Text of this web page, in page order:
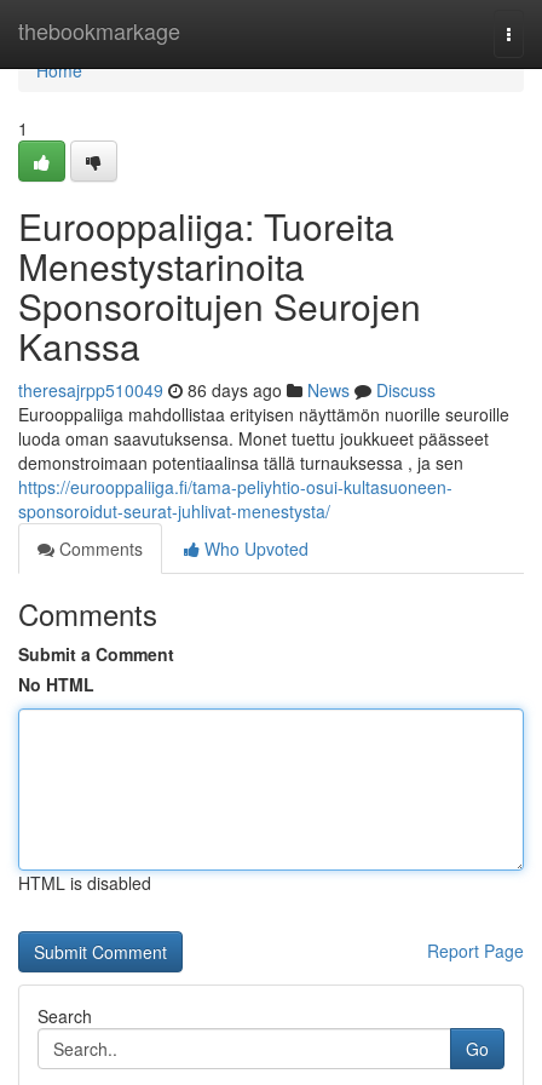
thebookmarkage
Home
Home
1
Eurooppaliiga: Tuoreita
Menestystarinoita
Sponsoroitujen Seurojen
Kanssa
theresajrpp510049 86 days ago News
Discuss
Eurooppaliiga mahdollistaa erityisen näyttämön nuorille seuroille
luoda oman saavutuksensa. Monet tuettu joukkueet päässeet
demonstroimaan potentiaalinsa tällä turnauksessa , ja sen
https://eurooppaliiga.fi/tama-peliyhtio-osui-kultasuoneen-
sponsoroidut-seurat-juhlivat-menestysta/
Comments
Who Upvoted
Comments
Submit a Comment
No HTML
HTML is disabled
Report Page
Search
Go